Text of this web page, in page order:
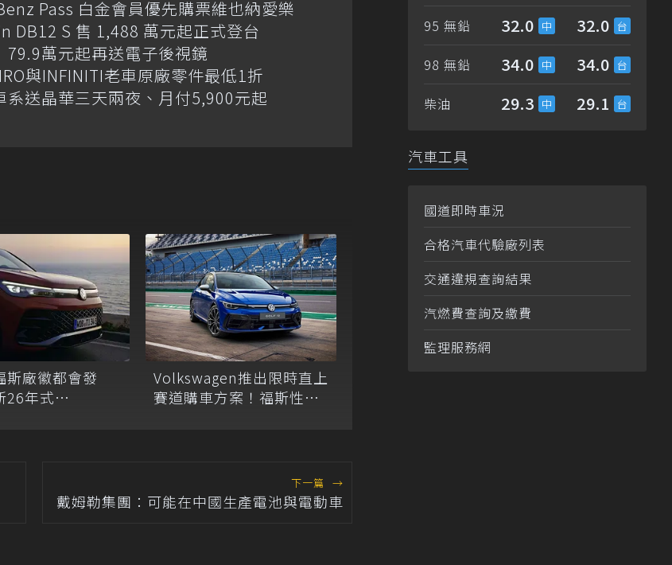
Pass 白金會員優先購票維也納愛樂
DB12 S 售 1,488 萬元起正式登台
萬元起再送電子後視鏡
與INFINITI老車原廠零件最低1折
送晶華三天兩夜、月付5,900元起
斯廠徽都會發
26年式
Volkswagen推出限時直上
賽道購車方案！福斯性能
下一篇 →
戴姆勒集團：可能在中國生產電池與電動車
95 無鉛 32.0 32.0
98 無鉛 34.0 34.0
柴油 29.3 29.1
汽車工具
國道即時車況
合格汽車代驗廠列表
交通違規查詢結果
汽燃費查詢及繳費
監理服務網